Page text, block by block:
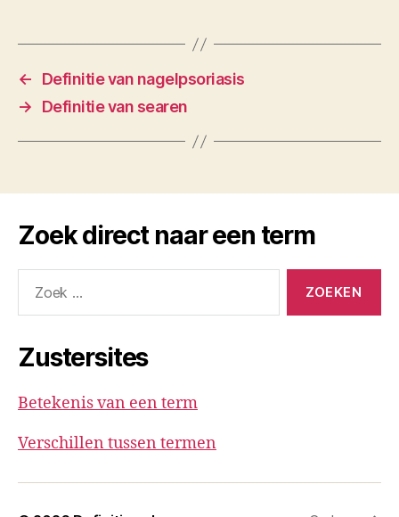
←
Definitie van nagelpsoriasis
→
Definitie van searen
Zoek direct naar een term
naar:
Zustersites
Betekenis van een term
Verschillen tussen termen